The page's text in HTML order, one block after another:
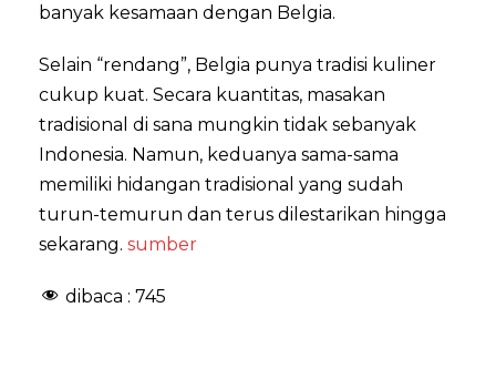
banyak kesamaan dengan Belgia.
Selain “rendang”, Belgia punya tradisi kuliner
cukup kuat. Secara kuantitas, masakan
tradisional di sana mungkin tidak sebanyak
Indonesia. Namun, keduanya sama-sama
memiliki hidangan tradisional yang sudah
turun-temurun dan terus dilestarikan hingga
sekarang. sumber
dibaca : 745